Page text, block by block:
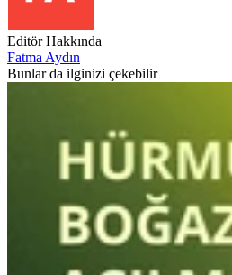
Editör Hakkında
Fatma Aydın
Bunlar da ilginizi çekebilir